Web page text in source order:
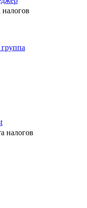
налогов
налогов